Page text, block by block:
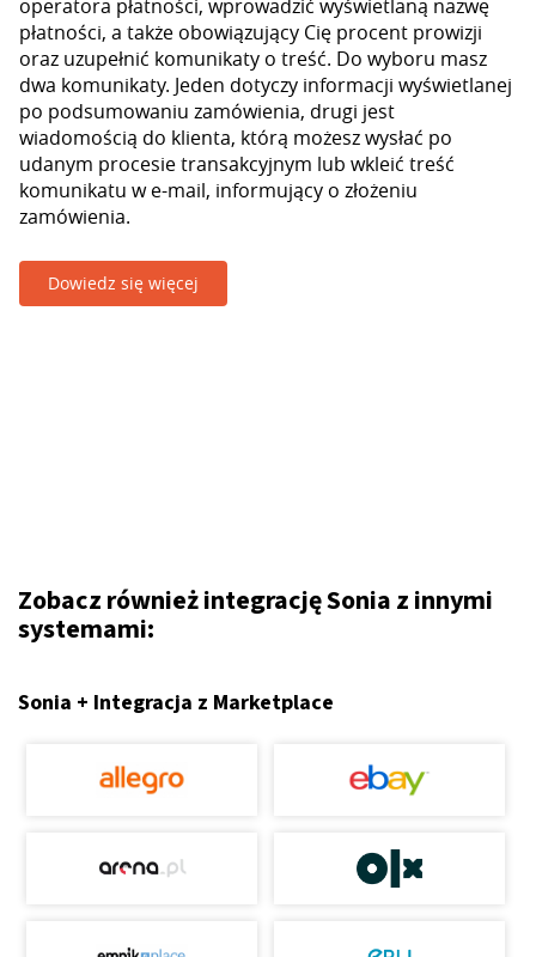
operatora płatności, wprowadzić wyświetlaną nazwę
płatności, a także obowiązujący Cię procent prowizji
oraz uzupełnić komunikaty o treść. Do wyboru masz
dwa komunikaty. Jeden dotyczy informacji wyświetlanej
po podsumowaniu zamówienia, drugi jest
wiadomością do klienta, którą możesz wysłać po
udanym procesie transakcyjnym lub wkleić treść
komunikatu w e-mail, informujący o złożeniu
zamówienia.
Dowiedz się więcej
Zobacz również integrację Sonia z innymi
systemami:
Sonia + Integracja z Marketplace